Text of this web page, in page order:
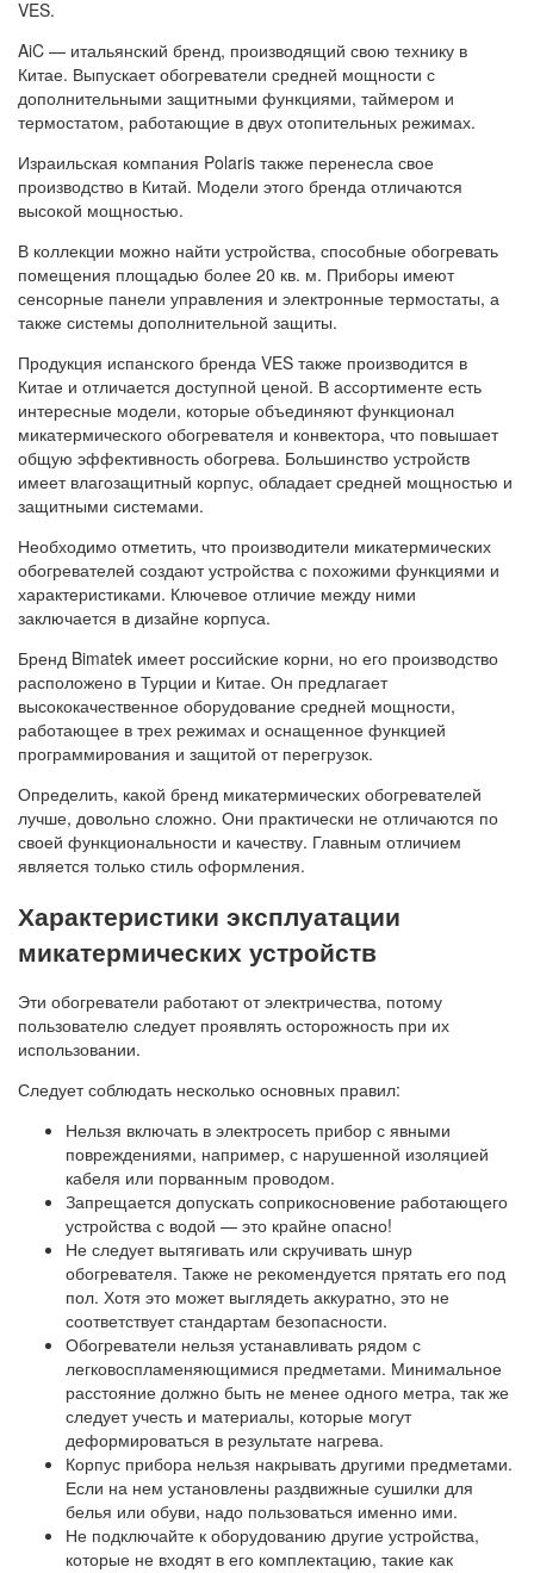
VES.
AiC — итальянский бренд, производящий свою технику в
Китае. Выпускает обогреватели средней мощности с
дополнительными защитными функциями, таймером и
термостатом, работающие в двух отопительных режимах.
Израильская компания Polaris также перенесла свое
производство в Китай. Модели этого бренда отличаются
высокой мощностью.
В коллекции можно найти устройства, способные обогревать
помещения площадью более 20 кв. м. Приборы имеют
сенсорные панели управления и электронные термостаты, а
также системы дополнительной защиты.
Продукция испанского бренда VES также производится в
Китае и отличается доступной ценой. В ассортименте есть
интересные модели, которые объединяют функционал
микатермического обогревателя и конвектора, что повышает
общую эффективность обогрева. Большинство устройств
имеет влагозащитный корпус, обладает средней мощностью и
защитными системами.
Необходимо отметить, что производители микатермических
обогревателей создают устройства с похожими функциями и
характеристиками. Ключевое отличие между ними
заключается в дизайне корпуса.
Бренд Bimatek имеет российские корни, но его производство
расположено в Турции и Китае. Он предлагает
высококачественное оборудование средней мощности,
работающее в трех режимах и оснащенное функцией
программирования и защитой от перегрузок.
Определить, какой бренд микатермических обогревателей
лучше, довольно сложно. Они практически не отличаются по
своей функциональности и качеству. Главным отличием
является только стиль оформления.
Характеристики эксплуатации
микатермических устройств
Эти обогреватели работают от электричества, потому
пользователю следует проявлять осторожность при их
использовании.
Следует соблюдать несколько основных правил:
Нельзя включать в электросеть прибор с явными
повреждениями, например, с нарушенной изоляцией
кабеля или порванным проводом.
Запрещается допускать соприкосновение работающего
устройства с водой — это крайне опасно!
Не следует вытягивать или скручивать шнур
обогревателя. Также не рекомендуется прятать его под
пол. Хотя это может выглядеть аккуратно, это не
соответствует стандартам безопасности.
Обогреватели нельзя устанавливать рядом с
легковоспламеняющимися предметами. Минимальное
расстояние должно быть не менее одного метра, так же
следует учесть и материалы, которые могут
деформироваться в результате нагрева.
Корпус прибора нельзя накрывать другими предметами.
Если на нем установлены раздвижные сушилки для
белья или обуви, надо пользоваться именно ими.
Не подключайте к оборудованию другие устройства,
которые не входят в его комплектацию, такие как